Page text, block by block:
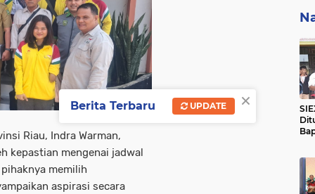
Riau, Indra Warman,
kepastian mengenai jadwal
memilih
aspirasi secara
×
Berita Terbaru UPDATE